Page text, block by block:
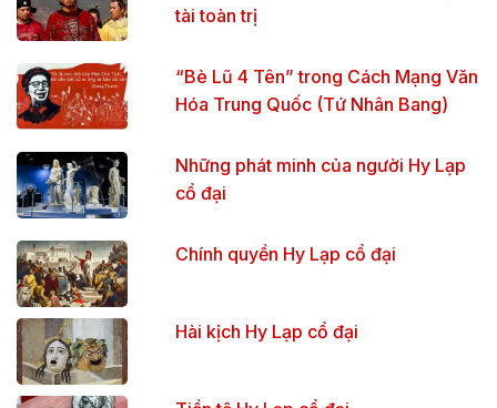
tài toàn trị
“Bè Lũ 4 Tên” trong Cách Mạng Văn
Hóa Trung Quốc (Tứ Nhân Bang)
Những phát minh của người Hy Lạp
cổ đại
Chính quyền Hy Lạp cổ đại
Hài kịch Hy Lạp cổ đại